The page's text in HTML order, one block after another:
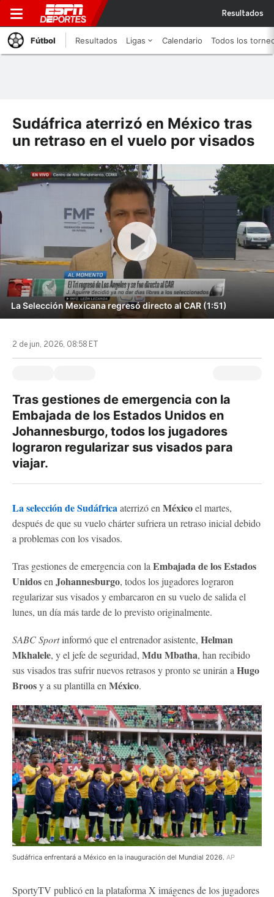
Resultados
Fútbol Resultados Ligas Calendario Todos los
Sudáfrica aterrizó en México tras
un retraso en el vuelo por visados
La Selección Mexicana regresó directo al CAR (1:51)
2 de jun, 2026, 08:58 ET
Tras gestiones de emergencia con la
Embajada de los Estados Unidos en
Johannesburgo, todos los jugadores
lograron regularizar sus visados para
viajar.
La selección de Sudáfricaaterrizó en Méxicoel martes,
después de que su vuelo chárter sufriera un retraso inicial debido
a problemas con los visados.
Tras gestiones de emergencia con la Embajada de los Estados
Unidosen Johannesburgo, todos los jugadores lograron
regularizar sus visados ​​y embarcaron en su vuelo de salida el
lunes, un día más tarde de lo previsto originalmente.
SABC Sportinformó que el entrenador asistente, Helman
Mkhalele, y el jefe de seguridad, Mdu Mbatha, han recibido
sus visados ​​tras sufrir nuevos retrasos y pronto se unirán a Hugo
Broosy a su plantilla en México.
Sudáfrica enfrentará a México en la inauguración del Mundial 2026. AP
SportyTV publicó en la plataforma X imágenes de los jugadores